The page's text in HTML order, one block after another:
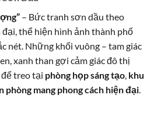
– Bức tranh sơn dầu theo
thể hiện hình ảnh thành phố
nét. Những khối vuông – tam giác
xanh than gợi cảm giác đô thị
treo tại phòng họp sáng tạo khu
phòng mang phong cách hiện đại